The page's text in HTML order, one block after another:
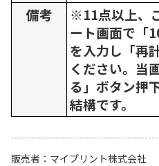
備考
※11点以上、
ート画面で「
を入力し「再
ください。当
る」ボタン押
結構です。
販売者
マイプリント株式会社